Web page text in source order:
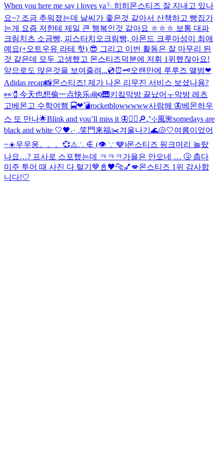
When you here me say i loves ya🪡히히 몬스티즈 잘 지내고 있나
요~? 조금 추워졌는데 날씨가 좋은것 같아서 산책하고 빵집가
는게 요즘 저한테 제일 큰 행복인것 같아요 ㅎㅎㅎ 보통 대파
크림치츠 소금빵, 피스타치오크림빵, 아몬드 크루아성이 최애
예요(+오트우유 라테 핫) 😎 그리고 이번 활동은 잘 마무리 된
것 같은데 모두 고생했고 몬스티즈덕분에 저휘 1위했잖아요!
앞으로도 많은것을 보여줄려...💿⏰🗝️오랜만에 루루즈 앨범❤︎
Adidas recap📸몬스티즈! 제가 나온 리무진 서비스 보셨나용?
👀🧷今天也想偷一点快乐꩜໑🎹키킼막방 끝났어ㅜ막방 레츠
고베몬고 수학여행 🚍❤︎💣rocketblowwwww사랑해 🦋베몬하우
스 또 만나🌟Blink and you’ll miss it 🦋❤️‍🔥 🔎₊⁺⊹風🌺somedays are
black and white 🤍🖤˖·˳.笑門来福✂️겨울나기 🌊🐚🤍여름이었어
~☀️우우웅。。。💞⚠️∴ ∉ (👁 ∵ 🩶)몬스티즈 핑크머리 놀랐
나요…? 프사로 스포했는데 ㅋㅋㅋ 가을은 안오네 … 🤧 춥다
미주 투어 때 사진 다 털기🤎 📓🖤🐆💅💋몬스티즈 1위 감사합
니다!🤍